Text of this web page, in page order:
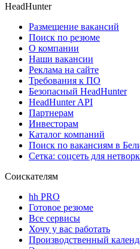
HeadHunter
Размещение вакансий
Поиск по резюме
О компании
Наши вакансии
Реклама на сайте
Требования к ПО
Безопасный HeadHunter
HeadHunter API
Партнерам
Инвесторам
Каталог компаний
Поиск по вакансиям в
Сетка: соцсеть для
Соискателям
hh PRO
Готовое резюме
Все сервисы
Хочу у вас работать
Производственный